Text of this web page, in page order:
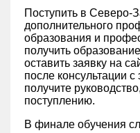
Поступить в
дополнительного
образования и
получить
оставить заявку на
после консультации
получите
поступлению.
В финале обучения